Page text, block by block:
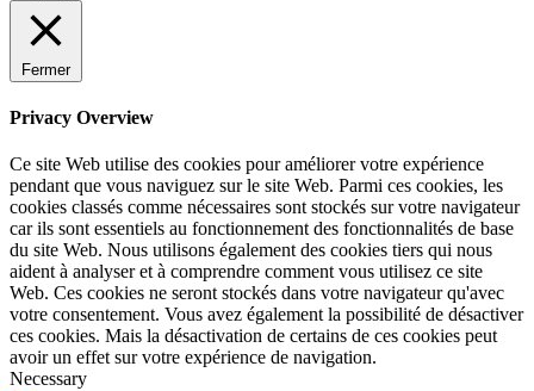
Fermer
Privacy Overview
Ce site Web utilise des cookies pour améliorer votre expérience
pendant que vous naviguez sur le site Web. Parmi ces cookies, les
cookies classés comme nécessaires sont stockés sur votre navigateur
car ils sont essentiels au fonctionnement des fonctionnalités de base
du site Web. Nous utilisons également des cookies tiers qui nous
aident à analyser et à comprendre comment vous utilisez ce site
Web. Ces cookies ne seront stockés dans votre navigateur qu'avec
votre consentement. Vous avez également la possibilité de désactiver
ces cookies. Mais la désactivation de certains de ces cookies peut
avoir un effet sur votre expérience de navigation.
Necessary